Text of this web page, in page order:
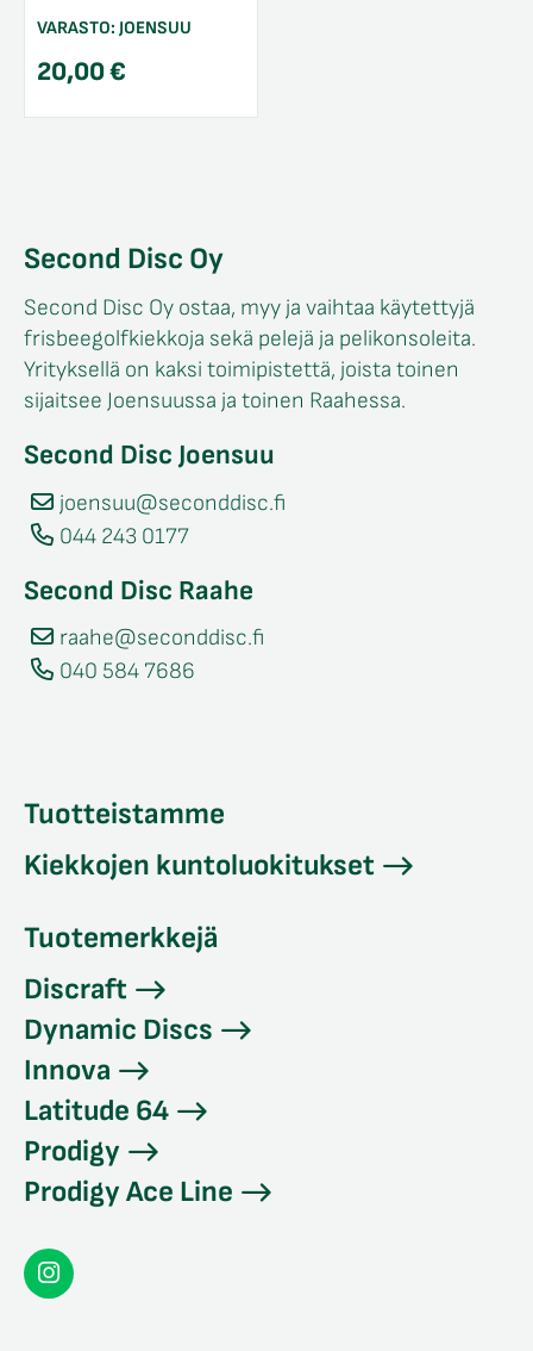
VARASTO: JOENSUU
20,00€
Second Disc Oy
Second Disc Oy ostaa, myy ja vaihtaa käytettyjä
frisbeegolfkiekkoja sekä pelejä ja pelikonsoleita.
Yrityksellä on kaksi toimipistettä, joista toinen
sijaitsee Joensuussa ja toinen Raahessa.
Second Disc Joensuu
joensuu@seconddisc.fi
044 243 0177
Second Disc Raahe
raahe@seconddisc.fi
040 584 7686
Tuotteistamme
Kiekkojen kuntoluokitukset
Tuotemerkkejä
Discraft
Dynamic Discs
Innova
Latitude 64
Prodigy
Prodigy Ace Line
Seconddisc